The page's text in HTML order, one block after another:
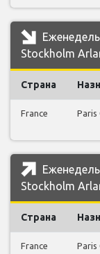
Stockholm
Страна
France Paris
Stockholm
Страна
France Paris